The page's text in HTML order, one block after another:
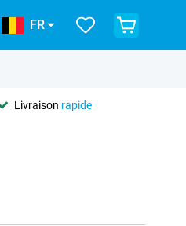
FR
Livraison rapide